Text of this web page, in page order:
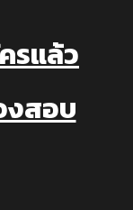
รแล้ว
งสอบ